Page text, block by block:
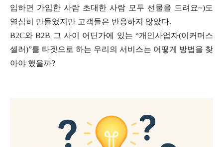
입하면 가입한 사람 초대한 사람 모두 선물을 드려요~)도
열심히 만들었지만 고객들은 반응하지 않았다.
B2C와 B2B 그 사이 어딘가에 있는 “개인사업자(이커머스
셀러)”를 타겟으로 하는 우리의 서비스는 어떻게 방법을 찾
아야 했을까?